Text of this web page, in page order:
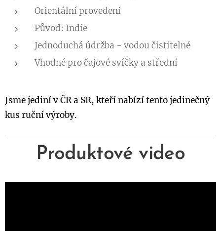
Orientální provedení
Původ: Indie
Jednoduchá údržba - vodou čistitelné
Vhodné pro čajové svíčky a střední
Jsme jediní v ČR a SR, kteří nabízí tento jedinečný
kus ruční výroby.
Produktové video